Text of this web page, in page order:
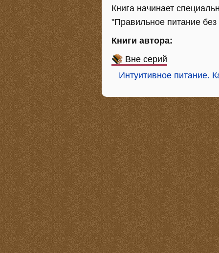
Книга начинает
"Правильное питание
Книги автора:
Вне серий
Интуитивное питание.